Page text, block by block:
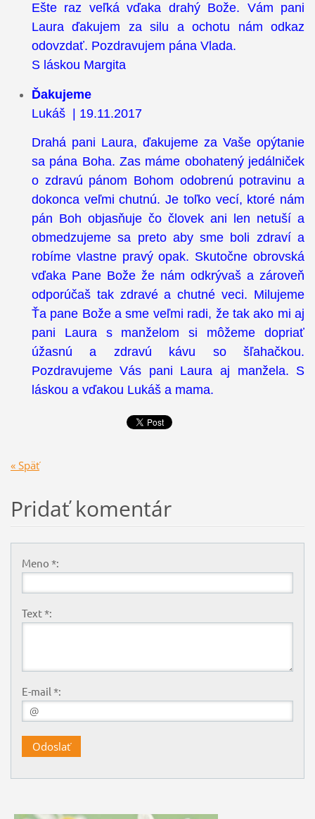
Ešte raz veľká vďaka drahý Bože. Vám pani
Laura ďakujem za silu a ochotu nám odkaz
odovzdať. Pozdravujem pána Vlada.
S láskou Margita
Ďakujeme
Lukáš | 19.11.2017
Drahá pani Laura, ďakujeme za Vaše opýtanie
sa pána Boha. Zas máme obohatený jedálniček
o zdravú pánom Bohom odobrenú potravinu a
dokonca veľmi chutnú. Je toľko vecí, ktoré nám
pán Boh objasňuje čo človek ani len netuší a
obmedzujeme sa preto aby sme boli zdraví a
robíme vlastne pravý opak. Skutočne obrovská
vďaka Pane Bože že nám odkrývaš a zároveň
odporúčaš tak zdravé a chutné veci. Milujeme
Ťa pane Bože a sme veľmi radi, že tak ako mi aj
pani Laura s manželom si môžeme dopriať
úžasnú a zdravú kávu so šľahačkou.
Pozdravujeme Vás pani Laura aj manžela. S
láskou a vďakou Lukáš a mama.
« Späť
Pridať komentár
Meno *:
Text *:
E-mail *: